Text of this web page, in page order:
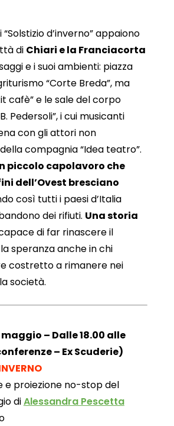
d’inverno” appaiono
di Chiari e la Franciacorta
e i suoi ambienti: piazza
“Corte Breda”, ma
cafè” e le sale del corpo
Pedersoli”, i cui musicanti
con gli attori non
compagnia “Idea teatro”.
piccolo capolavoro che
dell’Ovest bresciano
così tutti i paesi d’Italia
dei rifiuti. Una storia
di far rinascere il
speranza anche in chi
costretto a rimanere nei
società.
– Dalle 18.00 alle
– Ex Scuderie)
e proiezione no-stop del
diAlessandra Pescetta